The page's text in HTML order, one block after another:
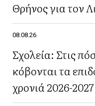
Θρήνος για τον
08.08.26
Σχολεία: Στις
κόβονται τα
χρονιά 2026-2027